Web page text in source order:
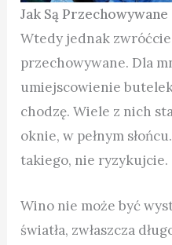
Jak Są Przechowywane
Wtedy jednak
przechowywane. Dla
umiejscowienie
chodzę. Wiele z nich
oknie, w pełnym
takiego, nie ryzykujcie.
Wino nie może być
światła, zwłaszcza